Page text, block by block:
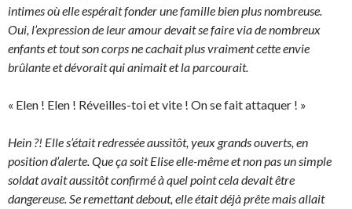
intimes où elle espérait fonder une famille bien plus nombreuse.
Oui, l’expression de leur amour devait se faire via de nombreux
enfants et tout son corps ne cachait plus vraiment cette envie
brûlante et dévorait qui animait et la parcourait.
« Elen ! Elen ! Réveilles-toi et vite ! On se fait attaquer ! »
Hein ?! Elle s’était redressée aussitôt, yeux grands ouverts, en
position d’alerte. Que ça soit Elise elle-même et non pas un simple
soldat avait aussitôt confirmé à quel point cela devait être
dangereuse. Se remettant debout, elle était déjà prête mais allait